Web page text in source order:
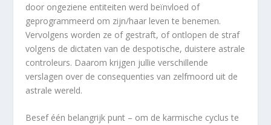
door ongeziene entiteiten werd beïnvloed of
geprogrammeerd om zijn/haar leven te benemen.
Vervolgens worden ze of gestraft, of ontlopen de straf
volgens de dictaten van de despotische, duistere astrale
controleurs. Daarom krijgen jullie verschillende
verslagen over de consequenties van zelfmoord uit de
astrale wereld.
Besef één belangrijk punt – om de karmische cyclus te